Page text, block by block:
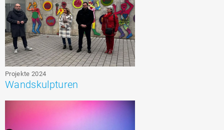
Projekte 2024
Wandskulpturen